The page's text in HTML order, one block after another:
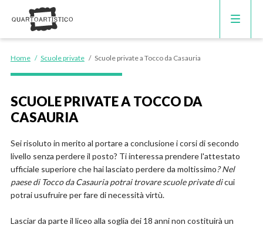
SCUOLE PRIVATE
Home / Scuole private / Scuole private a Tocco da Casauria
SCUOLE PRIVATE A TOCCO DA
CASAURIA
Sei risoluto in merito al portare a conclusione i corsi di secondo
livello senza perdere il posto? Ti interessa prendere l'attestato
ufficiale superiore che hai lasciato perdere da moltissimo? Nel
paese di Tocco da Casauria potrai trovare scuole private dicui
potrai usufruire per fare di necessità virtù.
Lasciar da parte il liceo alla soglia dei 18 anni non costituirà un